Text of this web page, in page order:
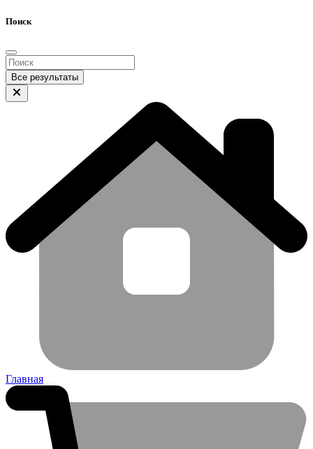
Поиск
Все результаты
Главная